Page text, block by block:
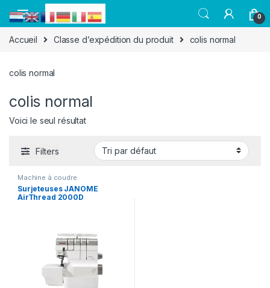
0
Accueil Classe d’expédition du produit colis normal
colis normal
colis normal
Voici le seul résultat
Filters
Machine à coudre
Surjeteuses JANOME
AirThread 2000D